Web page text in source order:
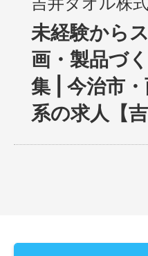
未経験から
画・製品づ
集 | 今治市
系の求人【